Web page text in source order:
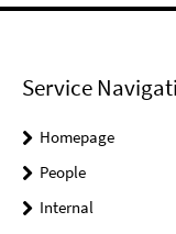
Service
Homepage
People
Internal